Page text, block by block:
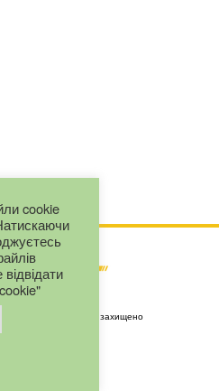
© 2025. Всі права захищено
2327163
cookie